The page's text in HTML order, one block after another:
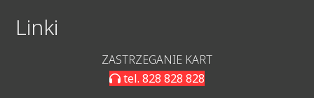
Linki
ZASTRZEGANIE KART
tel. 828 828 828